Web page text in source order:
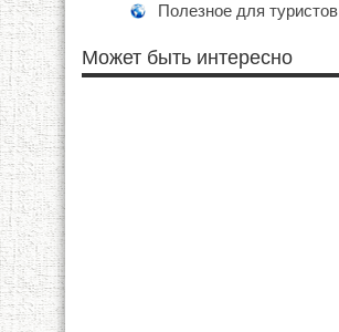
Полезное для туристов
Может быть интересно